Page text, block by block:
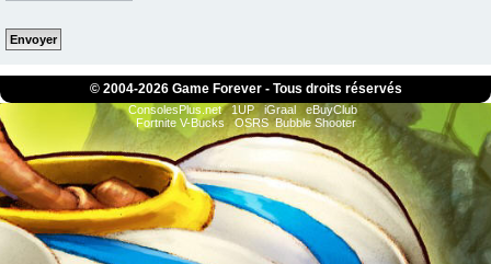
© 2004-2026 Game Forever - Tous droits réservés
ConsolesPlus.net 1UP iGraal
eBuyClub
Fortnite V-Bucks
OSRS Bubble Shooter